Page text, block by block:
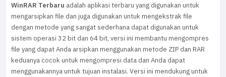
WinRAR Terbaru adalah aplikasi terbaru yang digunakan untuk
mengarsipkan file dan juga digunakan untuk mengekstrak file
dengan metode yang sangat sederhana dapat digunakan untuk
sistem operasi 32 bit dan 64 bit, versi ini membantu mengompres
file yang dapat Anda arsipkan menggunakan metode ZIP dan RAR
keduanya cocok untuk mengompresi data dan Anda dapat
menggunakannya untuk tujuan instalasi. Versi ini mendukung untuk